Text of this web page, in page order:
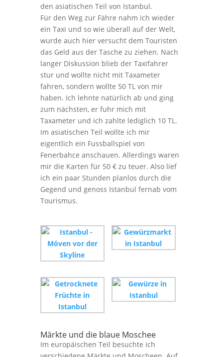
den asiatischen Teil von Istanbul.
Für den Weg zur Fähre nahm ich wieder
ein Taxi und so wie überall auf der Welt,
wurde auch hier versucht dem Touristen
das Geld aus der Tasche zu ziehen. Nach
langer Diskussion blieb der Taxifahrer
stur und wollte nicht mit Taxameter
fahren, sondern wollte 50 TL von mir
haben. Ich lehnte natürlich ab und ging
zum nächsten, er fuhr mich mit
Taxameter und ich zahlte lediglich 10 TL.
Im asiatischen Teil wollte ich mir
eigentlich ein Fussballspiel von
Fenerbahce anschauen. Allerdings waren
mir die Karten für 50 € zu teuer. Also lief
ich ein paar Stunden planlos durch die
Gegend und genoss Istanbul fernab vom
Tourismus.
Märkte und die blaue Moschee
Im europäischen Teil besuchte ich